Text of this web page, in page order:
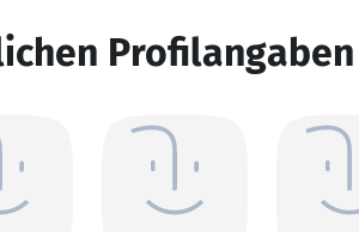
Profilangaben